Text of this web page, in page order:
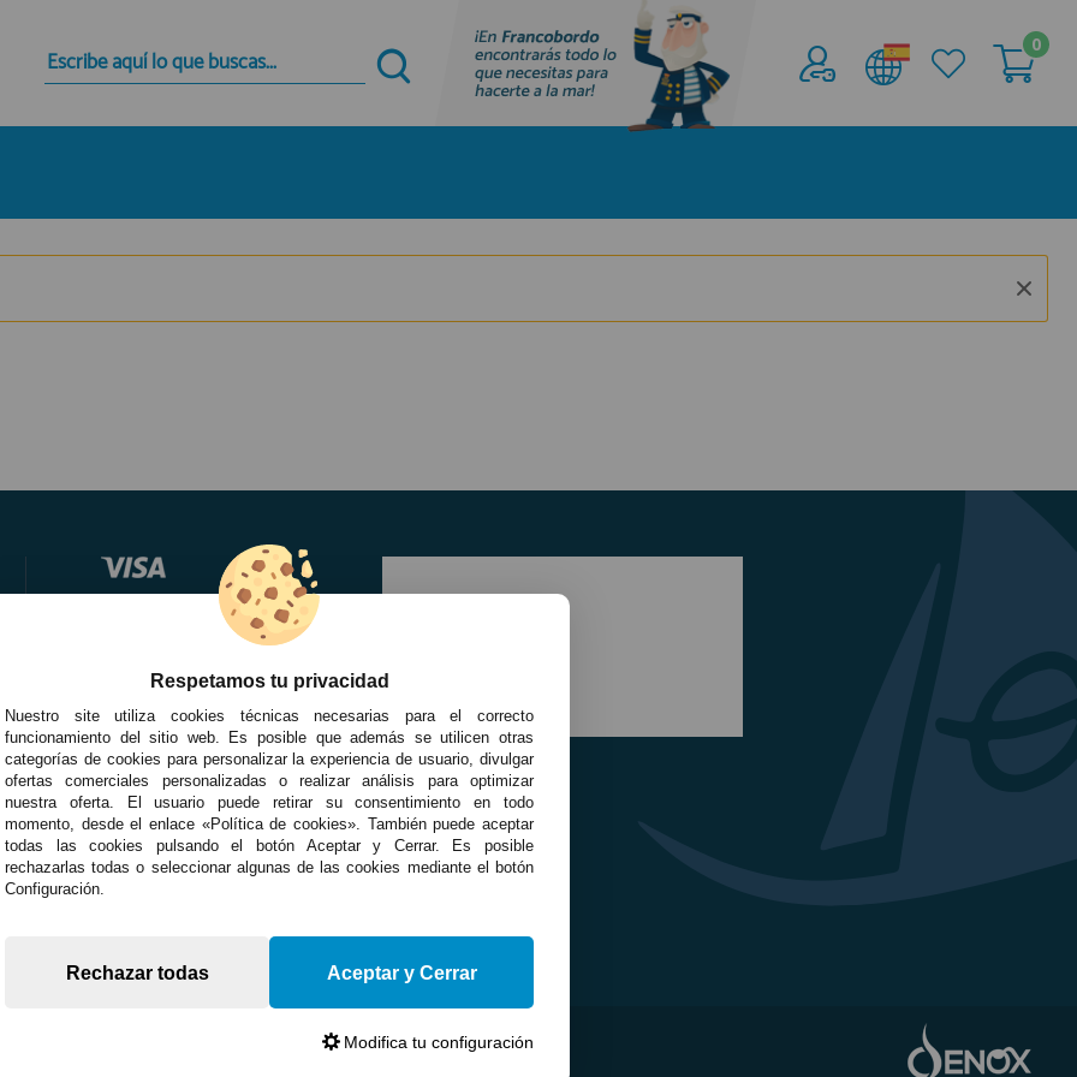
Quiero registrarme
Nuevo cliente
tienda virtual, revisar el estado de tus pedidos y
consultar tus operaciones anteriores.
Acceder al
Área profesionales
Únete ya a los mas de de 500 Profesionales de
0
Respetamos tu privacidad
Nuestro site utiliza cookies técnicas necesarias para el correcto
funcionamiento del sitio web. Es posible que además se utilicen otras
categorías de cookies para personalizar la experiencia de usuario, divulgar
ofertas comerciales personalizadas o realizar análisis para optimizar
nuestra oferta. El usuario puede retirar su consentimiento en todo
momento, desde el enlace «Política de cookies». También puede aceptar
todas las cookies pulsando el botón Aceptar y Cerrar. Es posible
rechazarlas todas o seleccionar algunas de las cookies mediante el botón
Configuración.
Rechazar todas Aceptar y Cerrar
Modifica tu configuración